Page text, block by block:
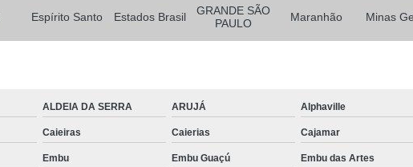
Tábua de Madeira Plástica para Obra
Tábua em Madeira Plástica para
Espírito Santo Estados Brasil
GRANDE SÃO
PAULO
Maranhão Minas
ALDEIA DA SERRA ARUJÁ Alphaville
Caieiras Caierias Cajamar
Embu Embu Guaçú Embu das Artes